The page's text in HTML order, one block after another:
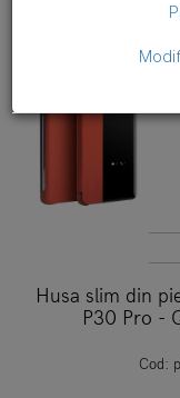
Husa slim din
P30 Pro -
Cod: